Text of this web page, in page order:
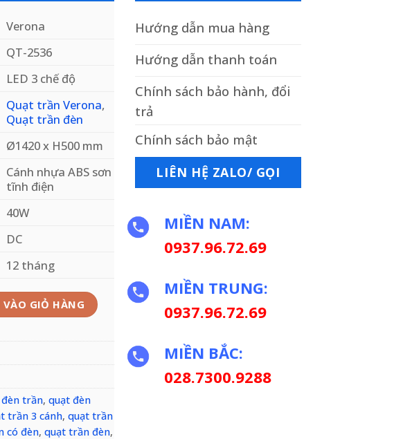
Verona
QT-2536
LED 3 chế độ
Quạt trần Verona,
Quạt trần đèn
Ø1420 x H500 mm
Cánh nhựa ABS sơn
tĩnh điện
40W
DC
12 tháng
5 cánh LED 3 chế độ số lượng
VÀO GIỎ HÀNG
trần, quạt đèn
trần 3 cánh, quạt trần
có đèn, quạt trần đèn,
Hướng dẫn mua hàng
Hướng dẫn thanh toán
Chính sách bảo hành, đổi
trả
Chính sách bảo mật
LIÊN HỆ ZALO/ GỌI
MIỀN NAM:
0937.96.72.69
MIỀN TRUNG:
0937.96.72.69
MIỀN BẮC:
028.7300.9288